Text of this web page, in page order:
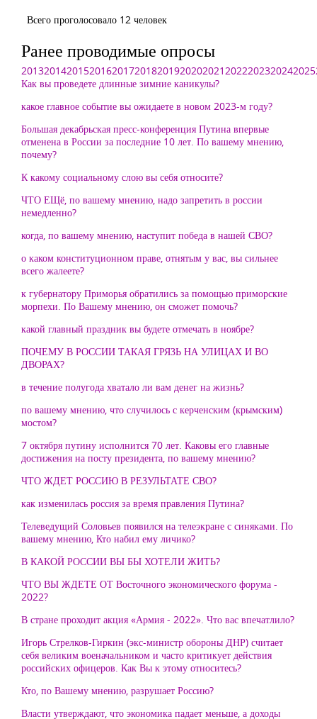
Всего проголосовало 12 человек
Ранее проводимые опросы
2013201420152016201720182019202020212022202320242025
Как вы проведете длинные зимние каникулы?
какое главное событие вы ожидаете в новом 2023-м году?
Большая декабрьская пресс-конференция Путина впервые
отменена в России за последние 10 лет. По вашему мнению,
почему?
К какому социальному слою вы себя относите?
ЧТО ЕЩё, по вашему мнению, надо запретить в россии
немедленно?
когда, по вашему мнению, наступит победа в нашей СВО?
о каком конституционном праве, отнятым у вас, вы сильнее
всего жалеете?
к губернатору Приморья обратились за помощью приморские
морпехи. По Вашему мнению, он сможет помочь?
какой главный праздник вы будете отмечать в ноябре?
ПОЧЕМУ В РОССИИ ТАКАЯ ГРЯЗЬ НА УЛИЦАХ И ВО
ДВОРАХ?
в течение полугода хватало ли вам денег на жизнь?
по вашему мнению, что случилось с керченским (крымским)
мостом?
7 октября путину исполнится 70 лет. Каковы его главные
достижения на посту президента, по вашему мнению?
ЧТО ЖДЕТ РОССИЮ В РЕЗУЛЬТАТЕ СВО?
как изменилась россия за время правления Путина?
Телеведущий Соловьев появился на телеэкране с синяками. По
вашему мнению, Кто набил ему личико?
В КАКОЙ РОССИИ ВЫ БЫ ХОТЕЛИ ЖИТЬ?
ЧТО ВЫ ЖДЕТЕ ОТ Восточного экономического форума -
2022?
В стране проходит акция «Армия - 2022». Что вас впечатлило?
Игорь Стрелков-Гиркин (экс-министр обороны ДНР) считает
себя великим военачальником и часто критикует действия
российских офицеров. Как Вы к этому относитесь?
Кто, по Вашему мнению, разрушает Россию?
Власти утверждают, что экономика падает меньше, а доходы